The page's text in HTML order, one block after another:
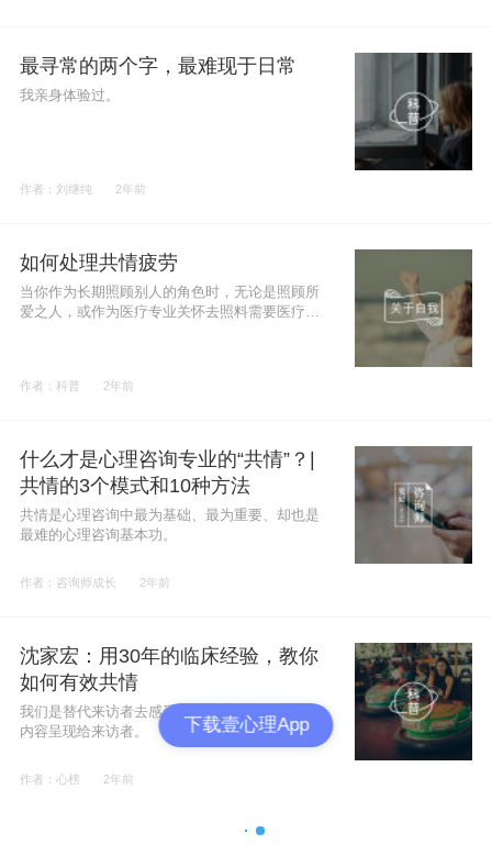
最寻常的两个字，最难现于日常
我亲身体验过。
作者：刘继纯 2年前
如何处理共情疲劳
当你作为长期照顾别人的角色时，无论是照顾所
爱之人，或作为医疗专业关怀去照料需要医疗和
作者：科普 2年前
什么才是心理咨询专业的“共情”？|
共情的3个模式和10种方法
共情是心理咨询中最为基础、最为重要、却也是
最难的心理咨询基本功。
作者：咨询师成长 2年前
沈家宏：用30年的临床经验，教你
如何有效共情
我们是替代来访者去感受世界，然后把所感受的
内容呈现给来访者。
作者：心榜 2年前
下载壹心理App